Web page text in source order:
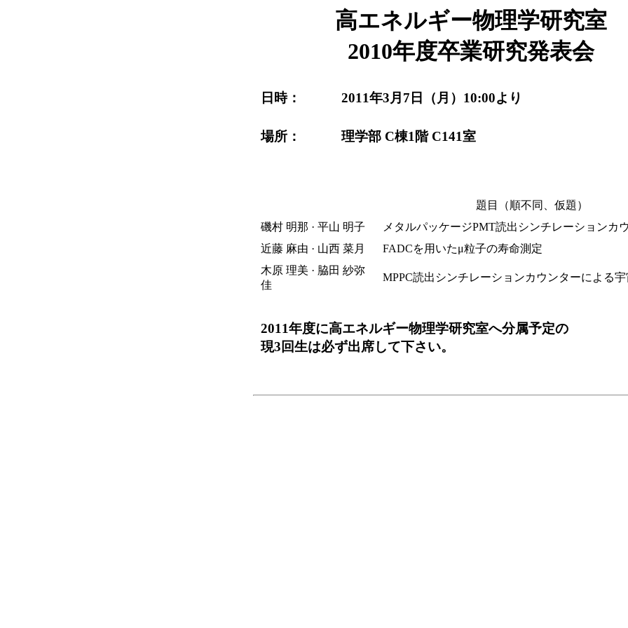
高エネルギー物理学研究室
2010年度卒業研究発表会
日時： 2011年3月7日（月）10:00より
場所： 理学部 C棟1階 C141室
題目（順不同、仮題）
磯村 明那 · 平山 明子
メタルパッケージPMT読出シンチレーションカ
近藤 麻由 · 山西 菜月
FADCを用いたμ粒子の寿命測定
木原 理美 · 脇田 紗弥
佳
MPPC読出シンチレーションカウンターによる宇
2011年度に高エネルギー物理学研究室へ分属予定の
現3回生は必ず出席して下さい。